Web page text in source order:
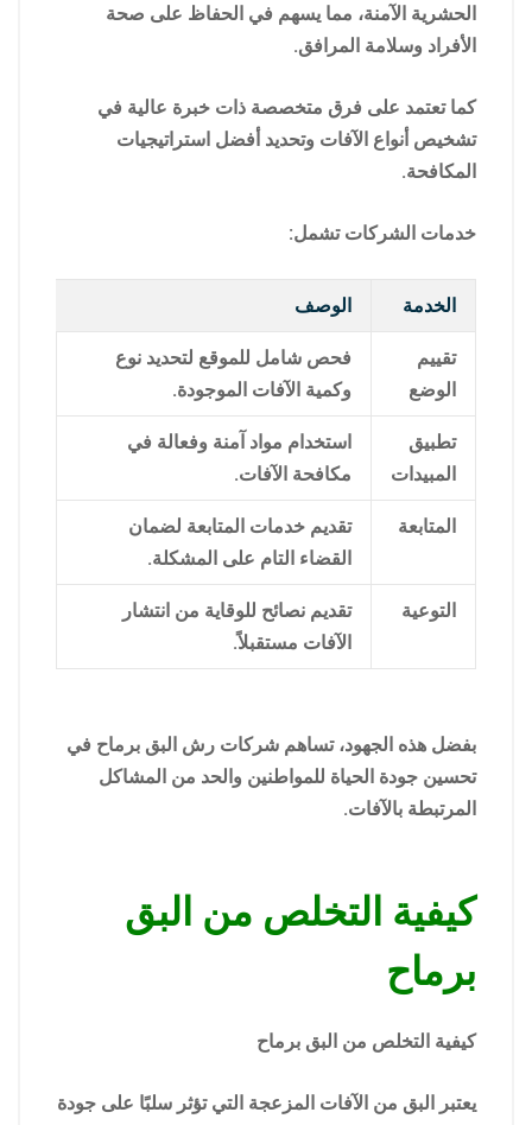
الحشرية الآمنة، مما يسهم في الحفاظ على صحة
الأفراد وسلامة المرافق.
كما تعتمد على فرق متخصصة ذات خبرة عالية في
تشخيص أنواع الآفات وتحديد أفضل استراتيجيات
المكافحة.
خدمات الشركات تشمل:
الخدمة الوصف
تقييم
الوضع
فحص شامل للموقع لتحديد نوع
وكمية الآفات الموجودة.
تطبيق
المبيدات
استخدام مواد آمنة وفعالة في
مكافحة الآفات.
المتابعة
تقديم خدمات المتابعة لضمان
القضاء التام على المشكلة.
التوعية
تقديم نصائح للوقاية من انتشار
الآفات مستقبلاً.
بفضل هذه الجهود، تساهم شركات رش البق برماح في
تحسين جودة الحياة للمواطنين والحد من المشاكل
المرتبطة بالآفات.
كيفية التخلص من البق
برماح
كيفية التخلص من البق برماح
يعتبر البق من الآفات المزعجة التي تؤثر سلبًا على جودة